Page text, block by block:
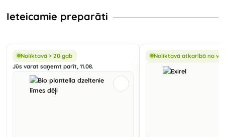
Ieteicamie preparāti
Noliktavā > 20 gab
Jūs varat saņemt parīt, 11.08.
Noliktavā atkarībā no